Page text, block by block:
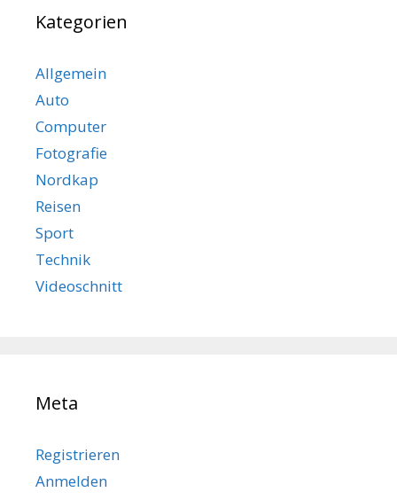
Kategorien
Allgemein
Auto
Computer
Fotografie
Nordkap
Reisen
Sport
Technik
Videoschnitt
Meta
Registrieren
Anmelden